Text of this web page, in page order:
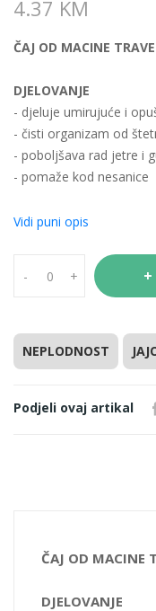
4.37 KM
ČAJ OD MACINE
DJELOVANJE
- djeluje umirujuće i
- čisti organizam od
- poboljšava rad jetre i
- pomaže kod nesanice
- potiče znojenje
Usitnjena biljka
Jednu čajnu kašiku
minuta procijediti i piti.
UZIMANJE
Vidi puni opis
- + +
NEPLODNOST
Podjeli ovaj artikal
ČAJ OD MACINE
DJELOVANJE